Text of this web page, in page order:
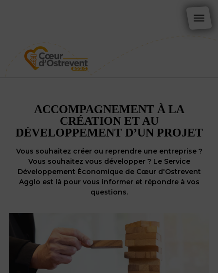
ACCOMPAGNEMENT À LA
CRÉATION ET AU
DÉVELOPPEMENT D’UN PROJET
Vous souhaitez créer ou reprendre une entreprise ?
Vous souhaitez vous développer ? Le Service
Développement Économique de Cœur d'Ostrevent
Agglo est là pour vous informer et répondre à vos
questions.